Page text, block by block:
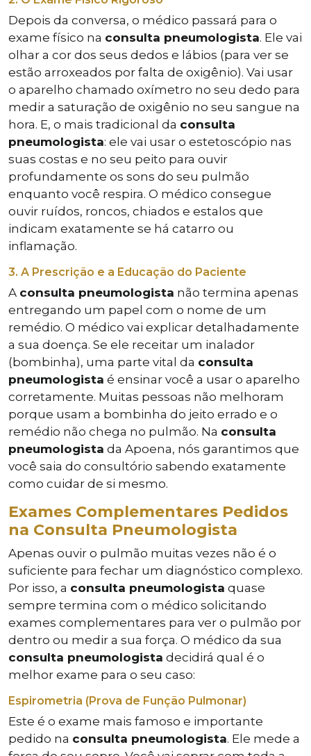
Depois da conversa, o médico passará para o
exame físico na consulta pneumologista. Ele vai
olhar a cor dos seus dedos e lábios (para ver se
estão arroxeados por falta de oxigênio). Vai usar
o aparelho chamado oxímetro no seu dedo para
medir a saturação de oxigênio no seu sangue na
hora. E, o mais tradicional da consulta
pneumologista: ele vai usar o estetoscópio nas
suas costas e no seu peito para ouvir
profundamente os sons do seu pulmão
enquanto você respira. O médico consegue
ouvir ruídos, roncos, chiados e estalos que
indicam exatamente se há catarro ou
inflamação.
3. A Prescrição e a Educação do Paciente
A consulta pneumologista não termina apenas
entregando um papel com o nome de um
remédio. O médico vai explicar detalhadamente
a sua doença. Se ele receitar um inalador
(bombinha), uma parte vital da consulta
pneumologista é ensinar você a usar o aparelho
corretamente. Muitas pessoas não melhoram
porque usam a bombinha do jeito errado e o
remédio não chega no pulmão. Na consulta
pneumologista da Apoena, nós garantimos que
você saia do consultório sabendo exatamente
como cuidar de si mesmo.
Exames Complementares Pedidos
na Consulta Pneumologista
Apenas ouvir o pulmão muitas vezes não é o
suficiente para fechar um diagnóstico complexo.
Por isso, a consulta pneumologista quase
sempre termina com o médico solicitando
exames complementares para ver o pulmão por
dentro ou medir a sua força. O médico da sua
consulta pneumologista decidirá qual é o
melhor exame para o seu caso:
Espirometria (Prova de Função Pulmonar)
Este é o exame mais famoso e importante
pedido na consulta pneumologista. Ele mede a